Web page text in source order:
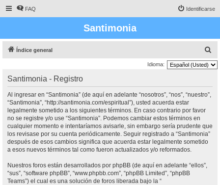
FAQ Identificarse
Santimonia
Índice general
u
Idioma:
Santimonia - Registro
Al ingresar en “Santimonia” (de aquí en adelante “nosotros”, “nos”, “nuestro”,
“Santimonia”, “http://santimonia.com/espiritual”), usted acuerda estar
legalmente sometido a los siguientes términos. En caso contrario por favor
no se registre y/o use “Santimonia”. Podemos cambiar estos términos en
cualquier momento e intentaríamos avisarle, sin embargo sería prudente que
los revisase por su cuenta periódicamente. Seguir registrado a “Santimonia”
después de esos cambios significa que acuerda estar legalmente sometido
a esos nuevos términos tal como fueron actualizados y/o reformados.
Nuestros foros están desarrollados por phpBB (de aquí en adelante “ellos”,
“sus”, “software phpBB”, “www.phpbb.com”, “phpBB Limited”, “phpBB
Teams”) el cual es una solución de foros liberada bajo la “